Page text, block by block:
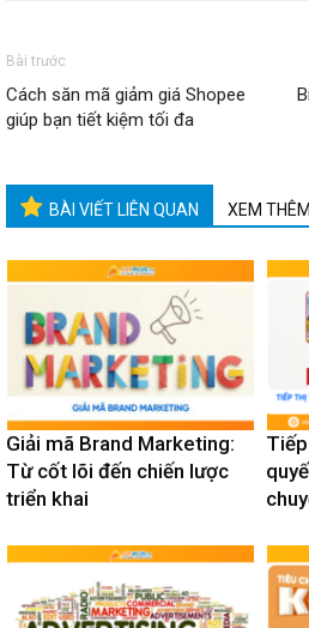
Bài trước
Cách săn mã giảm giá Shopee
giúp bạn tiết kiệm tối đa
BÀI VIẾT LIÊN QUAN XEM THÊM
Giải mã Brand Marketing:
Từ cốt lõi đến chiến lược
triển khai